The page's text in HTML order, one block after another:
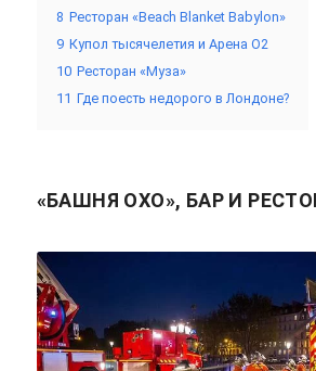
8 Ресторан «Beach Blanket Babylon»
9 Купол тысячелетия и Арена О2
10 Ресторан «Муза»
11 Где поесть недорого в Лондоне?
«БАШНЯ OXO», БАР И